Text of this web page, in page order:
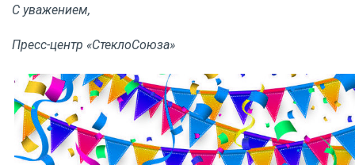
С уважением,
Пресс-центр «СтеклоСоюза»